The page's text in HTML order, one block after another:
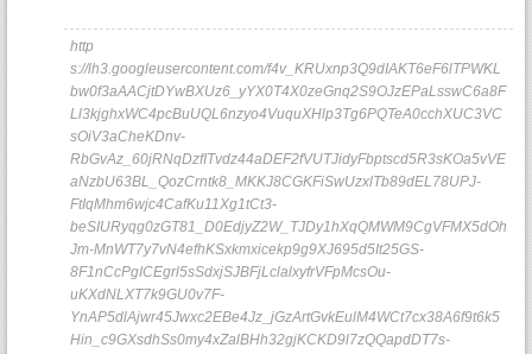
http
s://lh3.googleusercontent.com/f4v_KRUxnp3Q9dIAKT6eF6lTPWKL
bw0f3aAACjtDYwBXUz6_yYX0T4X0zeGnq2S9OJzEPaLsswC6a8F
Ll3kjghxWC4pcBuUQL6nzyo4VuquXHlp3Tg6PQTeA0cchXUC3VC
sOiV3aCheKDnv-
RbGvAz_60jRNqDzfITvdz44aDEF2fVUTJidyFbptscd5R3sKOa5vVE
aNzbU63BL_QozCrntk8_MKKJ8CGKFiSwUzxlTb89dEL78UPJ-
FtIqMhm6wjc4CafKu11Xg1tCt3-
beSIURyqg0zGT81_D0EdjyZ2W_TJDy1hXqQMWM9CgVFMX5dOh
Jm-MnWT7y7vN4efhKSxkmxicekp9g9XJ695d5It25GS-
8F1nCcPgICEgrl5sSdxjSJBFjLclalxyfrVFpMcsOu-
uKXdNLXT7k9GU0v7F-
YnAP5dlAjwr45Jwxc2EBe4Jz_jGzArtGvkEulM4WCt7cx38A6f9t6k5
Hin_c9GXsdhSs0my4xZalBHh32gjKCKD9l7zQQapdDT7s-